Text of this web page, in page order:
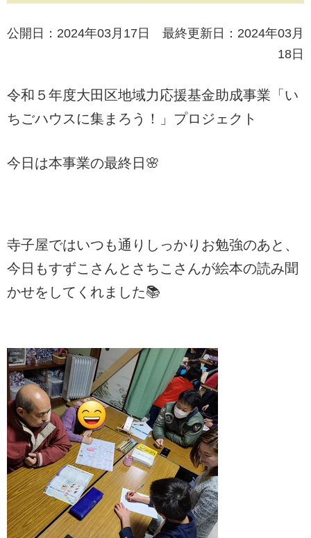
公開日：2024年03月17日 最終更新日：2024年03月
18日
令和５年度大田区地域力応援基金助成事業「い
ちごハウスに集まろう！」プロジェクト
今日は本事業の最終日🌸
寺子屋ではいつも通りしっかりお勉強のあと、
今日もすずこさんとさちこさんが絵本の読み聞
かせをしてくれました📚